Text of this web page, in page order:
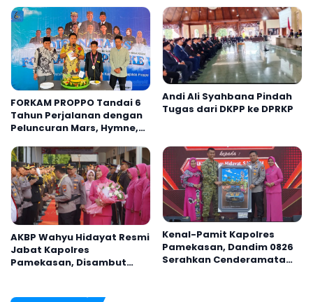
FORKAM PROPPO Tandai 6
Tahun Perjalanan dengan
Peluncuran Mars, Hymne,
Andi Ali Syahbana Pindah
Tugas dari DKPP ke DPRKP
AKBP Wahyu Hidayat Resmi
Jabat Kapolres
Pamekasan, Disambut
Kenal-Pamit Kapolres
Pamekasan, Dandim 0826
Serahkan Cenderamata